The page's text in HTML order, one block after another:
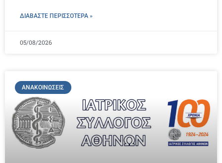
ΔΙΑΒΑΣΤΕ ΠΕΡΙΣΣΌΤΕΡΑ »
05/08/2026
ΑΝΑΚΟΙΝΏΣΕΙΣ